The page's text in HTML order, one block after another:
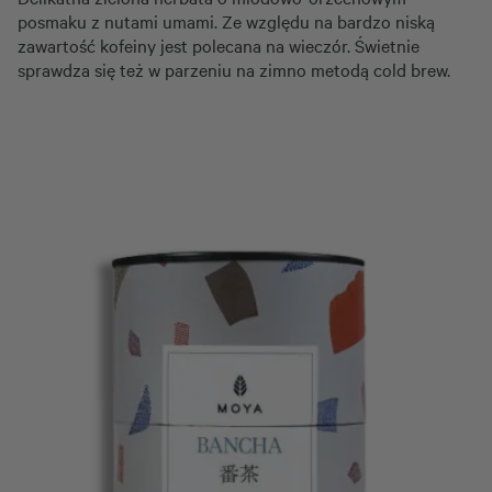
posmaku z nutami umami. Ze względu na bardzo niską
zawartość kofeiny jest polecana na wieczór. Świetnie
sprawdza się też w parzeniu na zimno metodą cold brew.